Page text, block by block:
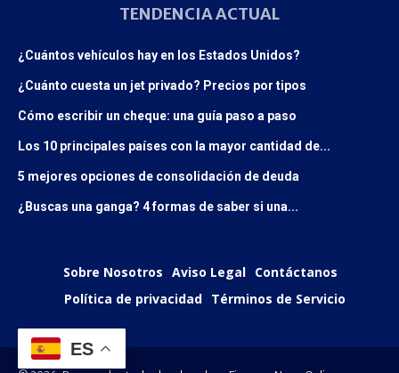
TENDENCIA ACTUAL
¿Cuántos vehículos hay en los Estados Unidos?
¿Cuánto cuesta un jet privado? Precios por tipos
Cómo escribir un cheque: una guía paso a paso
Los 10 principales países con la mayor cantidad de...
5 mejores opciones de consolidación de deuda
¿Buscas una ganga? 4 formas de saber si una...
Sobre Nosotros Aviso Legal Contáctanos
Política de privacidad Términos de Servicio
ES